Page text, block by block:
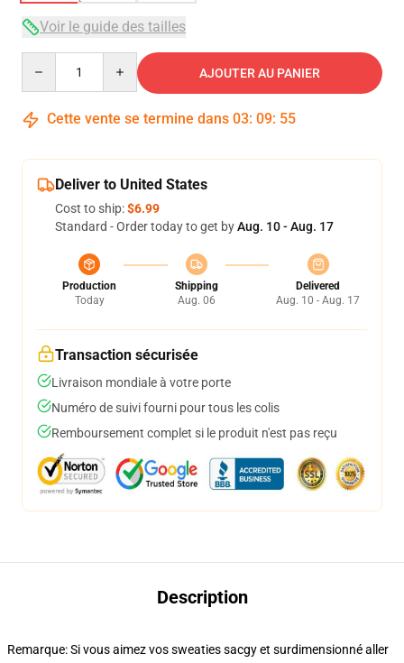
Voir le guide des tailles
AJOUTER AU PANIER
Cette vente se termine dans 03: 09: 54
Deliver to United States
Cost to ship:$6.99
Standard - Order today to get byAug. 10 - Aug. 17
Production
Today
Shipping
Aug. 06
Delivered
Aug. 10 - Aug. 17
Transaction sécurisée
Livraison mondiale à votre porte
Numéro de suivi fourni pour tous les colis
Remboursement complet si le produit n'est pas reçu
Description
Remarque: Si vous aimez vos sweaties sacgy et surdimensionné aller